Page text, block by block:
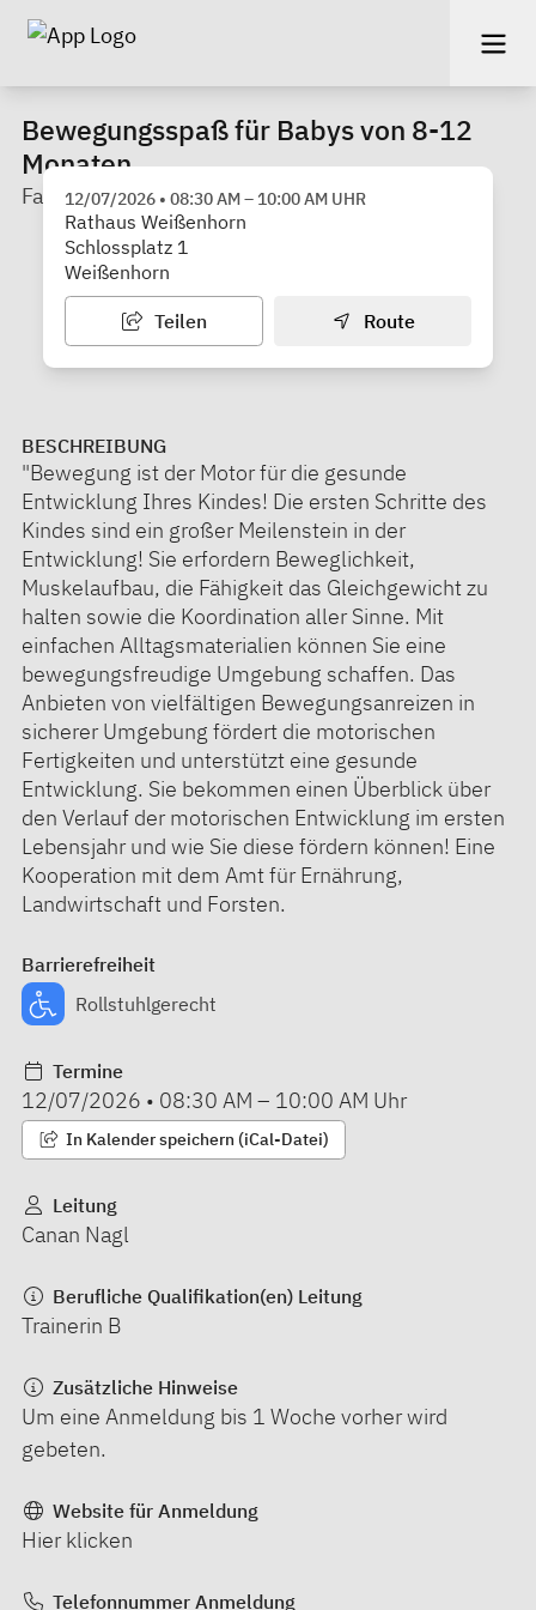
Bewegungsspaß für Babys von 8-12
Monaten
Familienstützpunkt ASB
12/07/2026 • 08:30 AM– 10:00 AM UHR
Rathaus Weißenhorn
Schlossplatz 1
Weißenhorn
Teilen Route
BESCHREIBUNG
"Bewegung ist der Motor für die gesunde
Entwicklung Ihres Kindes! Die ersten Schritte des
Kindes sind ein großer Meilenstein in der
Entwicklung! Sie erfordern Beweglichkeit,
Muskelaufbau, die Fähigkeit das Gleichgewicht zu
halten sowie die Koordination aller Sinne. Mit
einfachen Alltagsmaterialien können Sie eine
bewegungsfreudige Umgebung schaffen. Das
Anbieten von vielfältigen Bewegungsanreizen in
sicherer Umgebung fördert die motorischen
Fertigkeiten und unterstützt eine gesunde
Entwicklung. Sie bekommen einen Überblick über
den Verlauf der motorischen Entwicklung im ersten
Lebensjahr und wie Sie diese fördern können! Eine
Kooperation mit dem Amt für Ernährung,
Landwirtschaft und Forsten.
Barrierefreiheit
Rollstuhlgerecht
Termine
12/07/2026 • 08:30 AM – 10:00 AM Uhr
In Kalender speichern (iCal-Datei)
Leitung
Canan Nagl
Berufliche Qualifikation(en) Leitung
Trainerin B
Zusätzliche Hinweise
Um eine Anmeldung bis 1 Woche vorher wird
gebeten.
Website für Anmeldung
Hier klicken
Telefonnummer Anmeldung